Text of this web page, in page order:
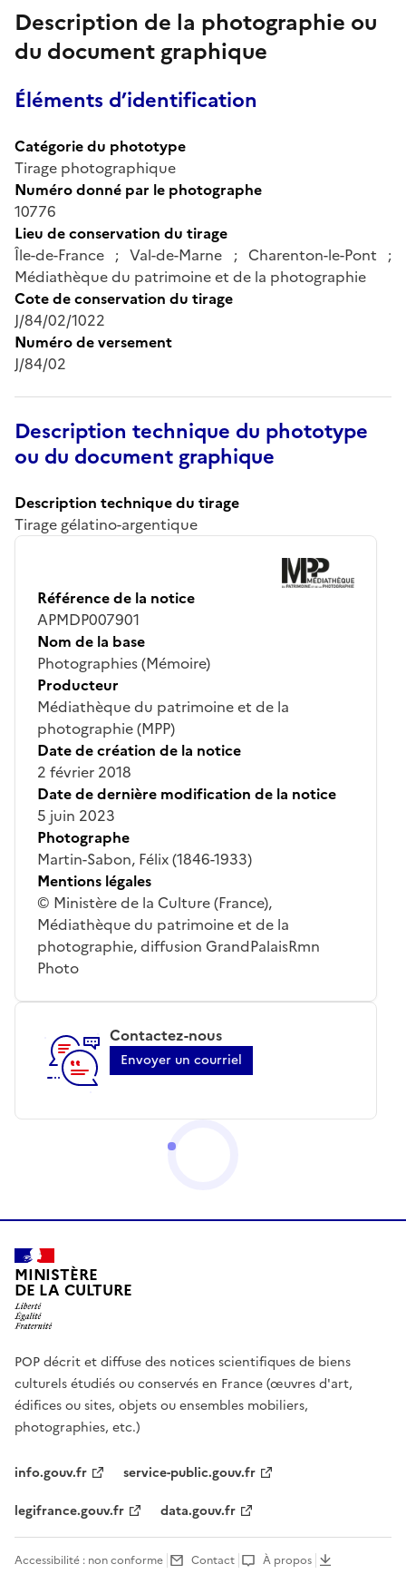
Description de la photographie ou
du document graphique
Éléments d’identification
Catégorie du phototype
Tirage photographique
Numéro donné par le photographe
10776
Lieu de conservation du tirage
Île-de-France ; Val-de-Marne ; Charenton-le-Pont ;
Médiathèque du patrimoine et de la photographie
Cote de conservation du tirage
J/84/02/1022
Numéro de versement
J/84/02
Description technique du phototype
ou du document graphique
Description technique du tirage
Tirage gélatino-argentique
Référence de la notice
APMDP007901
Nom de la base
Photographies (Mémoire)
Producteur
Médiathèque du patrimoine et de la
photographie (MPP)
Date de création de la notice
2 février 2018
Date de dernière modification de la notice
5 juin 2023
Photographe
Martin-Sabon, Félix (1846-1933)
Mentions légales
© Ministère de la Culture (France),
Médiathèque du patrimoine et de la
photographie, diffusion GrandPalaisRmn
Photo
Contactez-nous
Envoyer un courriel
MINISTÈRE
DE LA CULTURE
POP décrit et diffuse des notices scientifiques de biens
culturels étudiés ou conservés en France (œuvres d'art,
édifices ou sites, objets ou ensembles mobiliers,
photographies, etc.)
info.gouv.fr
service-public.gouv.fr
legifrance.gouv.fr
data.gouv.fr
Accessibilité : non conforme Contact À propos